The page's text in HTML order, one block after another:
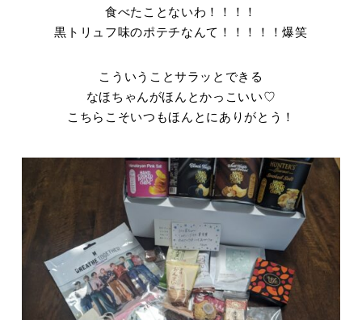
食べたことないわ！！！！
黒トリュフ味のポテチなんて！！！！！爆笑
こういうことサラッとできる
なほちゃんがほんとかっこいい♡
こちらこそいつもほんとにありがとう！